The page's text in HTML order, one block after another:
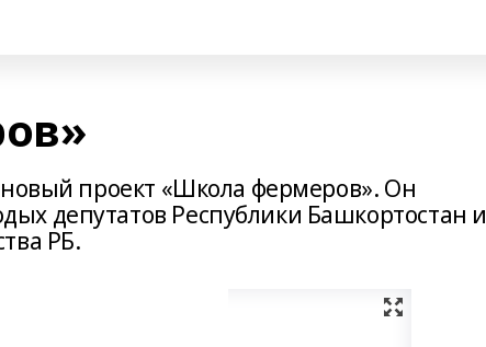
проект «Школа фермеров». Он
депутатов Республики Башкортостан и
РБ.